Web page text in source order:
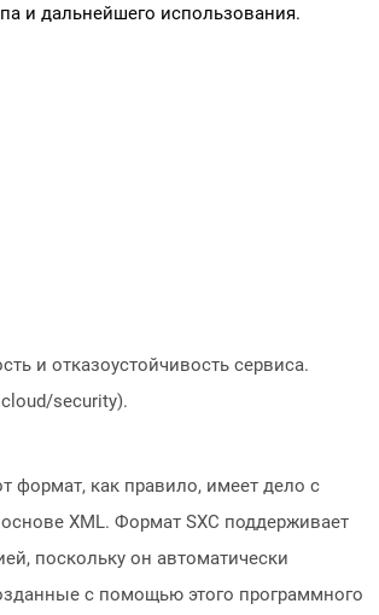
и дальнейшего использования.
и отказоустойчивость сервиса.
security).
формат, как правило, имеет дело с
XML. Формат SXC поддерживает
поскольку он автоматически
с помощью этого программного